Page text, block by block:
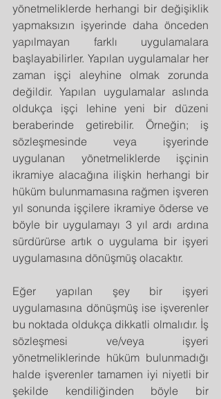
yönetmeliklerde herhangi bir değişiklik
yapmaksızın işyerinde daha önceden
yapılmayan farklı uygulamalara
başlayabilirler. Yapılan uygulamalar her
zaman işçi aleyhine olmak zorunda
değildir. Yapılan uygulamalar aslında
oldukça işçi lehine yeni bir düzeni
beraberinde getirebilir. Örneğin; iş
sözleşmesinde veya işyerinde
uygulanan yönetmeliklerde işçinin
ikramiye alacağına ilişkin herhangi bir
hüküm bulunmamasına rağmen işveren
yıl sonunda işçilere ikramiye öderse ve
böyle bir uygulamayı 3 yıl ardı ardına
sürdürürse artık o uygulama bir işyeri
uygulamasına dönüşmüş olacaktır.
Eğer yapılan şey bir işyeri
uygulamasına dönüşmüş ise işverenler
bu noktada oldukça dikkatli olmalıdır. İş
sözleşmesi ve/veya işyeri
yönetmeliklerinde hüküm bulunmadığı
halde işverenler tamamen iyi niyetli bir
şekilde kendiliğinden böyle bir